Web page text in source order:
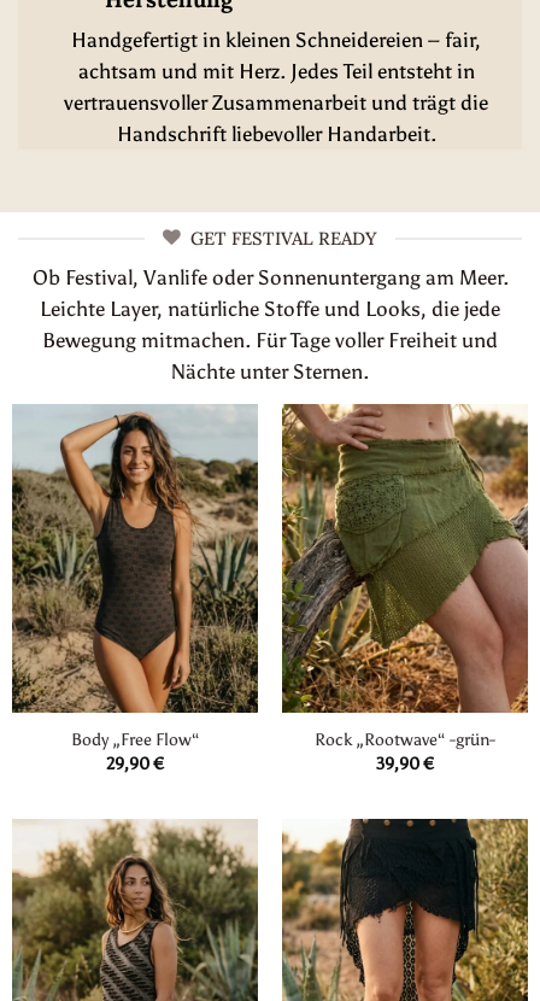
Handgefertigt in kleinen Schneidereien – fair,
achtsam und mit Herz. Jedes Teil entsteht in
vertrauensvoller Zusammenarbeit und trägt die
Handschrift liebevoller Handarbeit.
GET FESTIVAL READY
Ob Festival, Vanlife oder Sonnenuntergang am Meer.
Leichte Layer, natürliche Stoffe und Looks, die jede
Bewegung mitmachen. Für Tage voller Freiheit und
Nächte unter Sternen.
Body „Free Flow“
29,90€
Rock „Rootwave“ -grün-
39,90€